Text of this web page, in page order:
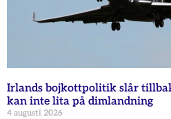
Irlands bojkottpolitik slår
kan inte lita på dimlandning
4 augusti 2026